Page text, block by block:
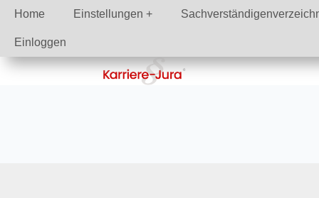
Home Einstellungen
Einloggen